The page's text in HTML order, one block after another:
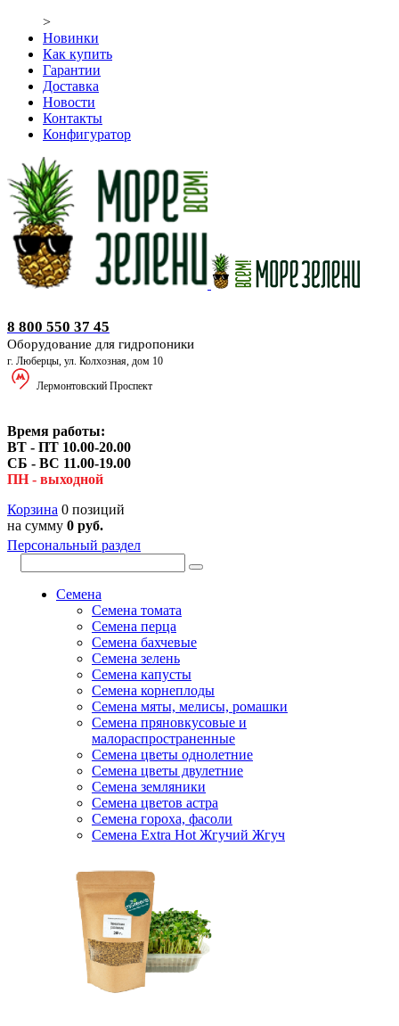
>
Новинки
Как купить
Гарантии
Доставка
Новости
Контакты
Конфигуратор
8 800 550 37 45
Оборудование для гидропоники
г. Люберцы, ул. Колхозная, дом 10
Лермонтовский Проспект
Время работы:
ВТ - ПТ 10.00-20.00
СБ - ВС 11.00-19.00
ПН - выходной
Корзина 0 позиций
на сумму 0 руб.
Персональный раздел
Семена
Семена томата
Семена перца
Семена бахчевые
Семена зелень
Семена капусты
Семена корнеплоды
Семена мяты, мелисы, ромашки
Семена пряновкусовые и
малораспространенные
Семена цветы однолетние
Семена цветы двулетние
Семена земляники
Семена цветов астра
Семена гороха, фасоли
Семена Extra Hot Жгучий Жгуч